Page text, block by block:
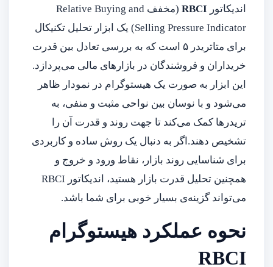
اندیکاتور RBCI
(مخفف Relative Buying and
Selling Pressure Indicator) یک ابزار تحلیل تکنیکال
برای متاتریدر ۵ است که به بررسی تعادل بین قدرت
خریداران و فروشندگان در بازارهای مالی می‌پردازد.
این ابزار به صورت یک هیستوگرام در نمودار ظاهر
می‌شود و با نوسان بین نواحی مثبت و منفی، به
تریدرها کمک می‌کند تا جهت روند و قدرت آن را
تشخیص دهند.اگر به دنبال یک روش ساده و کاربردی
برای شناسایی روند بازار، نقاط ورود و خروج و
همچنین تحلیل قدرت بازار هستید، اندیکاتور RBCI
می‌تواند گزینه‌ی بسیار خوبی برای شما باشد.
نحوه عملکرد هیستوگرام
RBCI